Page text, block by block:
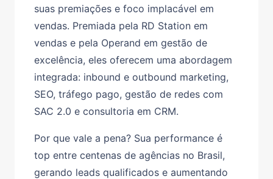
suas premiações e foco implacável em
vendas. Premiada pela RD Station em
vendas e pela Operand em gestão de
excelência, eles oferecem uma abordagem
integrada: inbound e outbound marketing,
SEO, tráfego pago, gestão de redes com
SAC 2.0 e consultoria em CRM.
Por que vale a pena? Sua performance é
top entre centenas de agências no Brasil,
gerando leads qualificados e aumentando